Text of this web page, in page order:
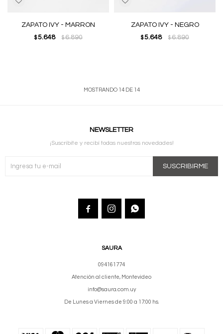
ZAPATO IVY - MARRON
$ 5.648 $6.890
ZAPATO IVY - NEGRO
$ 5.648 $6.890
MOSTRANDO 14DE 14
SAURA
094161774
Atención al cliente, Montevideo
info@saura.com.uy
De Lunes a Viernes de 9:00 a 17:00 hs.
NEWSLETTER
¡Suscribite y recibí todas nuestras novedades!
SUSCRIBIRME
  